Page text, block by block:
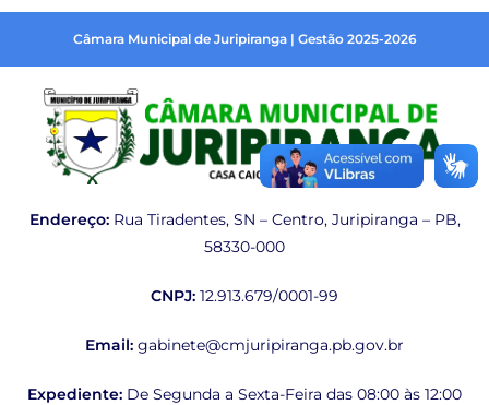
Câmara Municipal de Juripiranga | Gestão 2025-2026
Endereço: Rua Tiradentes, SN – Centro, Juripiranga – PB,
58330-000
CNPJ: 12.913.679/0001-99
Email: gabinete@cmjuripiranga.pb.gov.br
Expediente: De Segunda a Sexta-Feira das 08:00 às 12:00